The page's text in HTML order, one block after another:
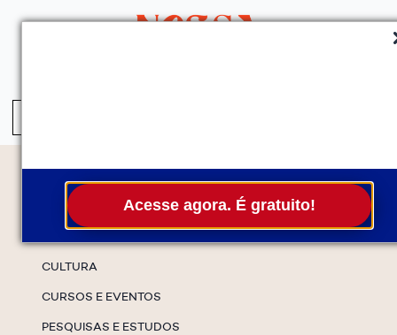
Acesse agora. É gratuito!
Temas
CULTURA
CURSOS E EVENTOS
PESQUISAS E ESTUDOS